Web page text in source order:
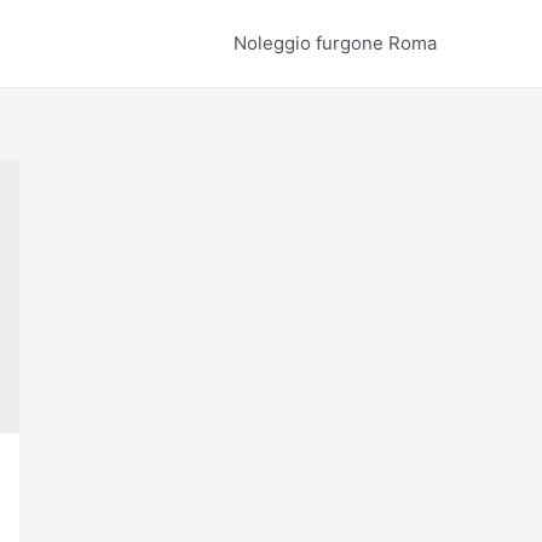
Noleggio furgone Roma